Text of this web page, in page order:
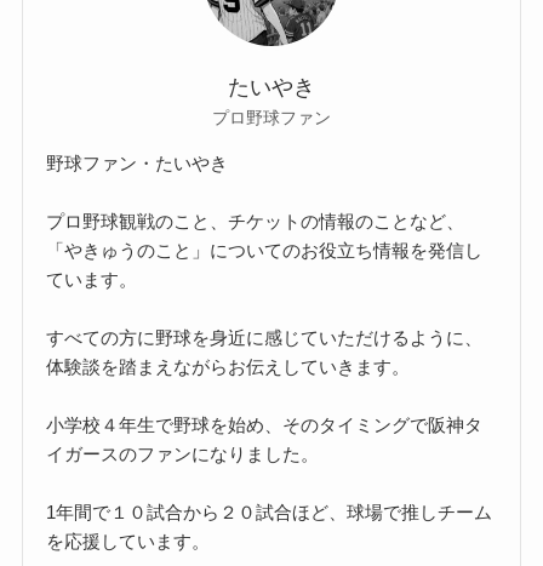
たいやき
プロ野球ファン
野球ファン・たいやき
プロ野球観戦のこと、チケットの情報のことなど、
「やきゅうのこと」についてのお役立ち情報を発信し
ています。
すべての方に野球を身近に感じていただけるように、
体験談を踏まえながらお伝えしていきます。
小学校４年生で野球を始め、そのタイミングで阪神タ
イガースのファンになりました。
1年間で１０試合から２０試合ほど、球場で推しチーム
を応援しています。